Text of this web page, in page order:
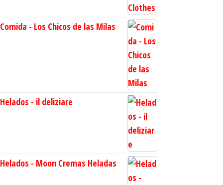
Comida - Los Chicos de las Milas
Helados - il deliziare
Helados - Moon Cremas Heladas